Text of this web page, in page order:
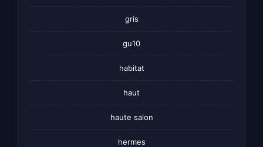
gris
gu10
habitat
haut
haute salon
hermes